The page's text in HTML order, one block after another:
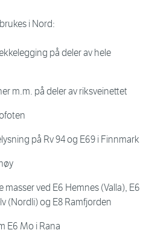
i Nord:
på deler av hele
m.m. på deler av riksveinettet
på Rv 94 og E69 i Finnmark
ved E6 Hemnes (Valla), E6
(Nordli) og E8 Ramfjorden
E6 Mo i Rana